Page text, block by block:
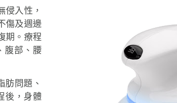
入性，
傷及週邊
期。療程
腹部、腰
肪問題、
後，身體